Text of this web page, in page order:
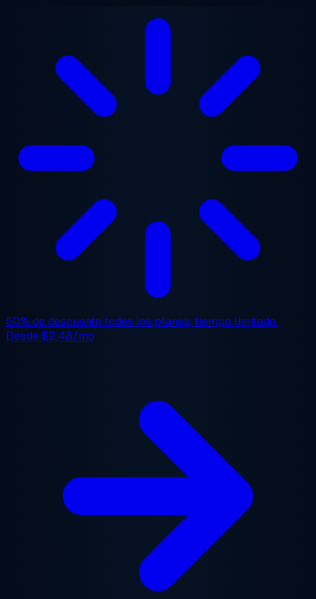
50% de descuento todos los planes, tiempo limitado.
Desde$2.48/mo